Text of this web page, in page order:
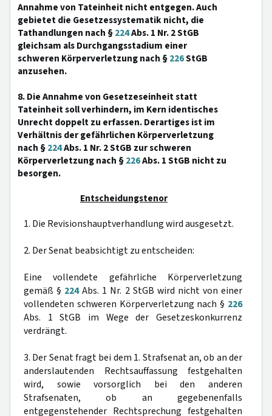
Annahme von Tateinheit nicht entgegen. Auch
gebietet die Gesetzessystematik nicht, die
Tathandlungen nach §224Abs. 1 Nr. 2 StGB
gleichsam als Durchgangsstadium einer
schweren Körperverletzung nach §226StGB
anzusehen.
8. Die Annahme von Gesetzeseinheit statt
Tateinheit soll verhindern, im Kern identisches
Unrecht doppelt zu erfassen. Derartiges ist im
Verhältnis der gefährlichen Körperverletzung
nach §224Abs. 1 Nr. 2 StGB zur schweren
Körperverletzung nach §226Abs. 1 StGB nicht zu
besorgen.
Entscheidungstenor
1. Die Revisionshauptverhandlung wird ausgesetzt.
2. Der Senat beabsichtigt zu entscheiden:
Eine vollendete gefährliche Körperverletzung
gemäß § 224Abs. 1 Nr. 2 StGB wird nicht von einer
vollendeten schweren Körperverletzung nach § 226
Abs. 1 StGB im Wege der Gesetzeskonkurrenz
verdrängt.
3. Der Senat fragt bei dem 1. Strafsenat an, ob an der
anderslautenden Rechtsauffassung festgehalten
wird, sowie vorsorglich bei den anderen
Strafsenaten, ob an gegebenenfalls
entgegenstehender Rechtsprechung festgehalten